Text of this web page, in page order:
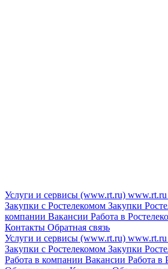
Услуги и сервисы (www.rt.ru) www.rt.ru
Закупки с Ростелекомом Закупки
компании Вакансии Работа в
Контакты Обратная связь
Услуги и сервисы (www.rt.ru) www.rt.ru
Закупки с Ростелекомом Закупки
Работа в компании Вакансии Работа в